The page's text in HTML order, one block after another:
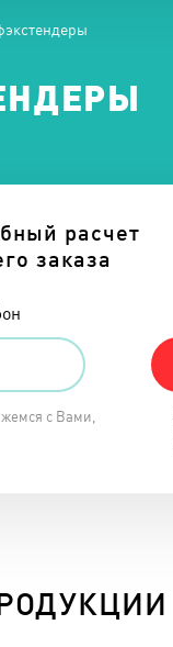
расчет
заказа
с Вами,